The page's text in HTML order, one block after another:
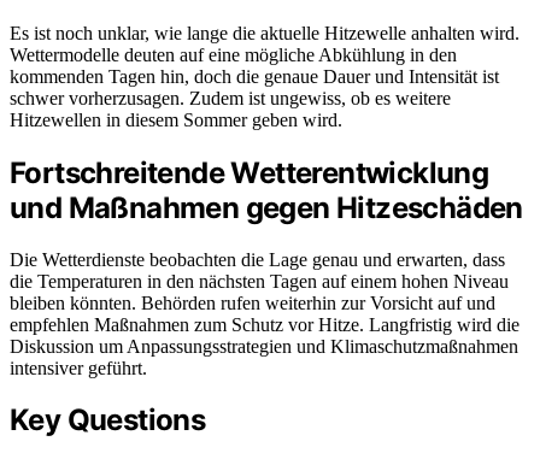
Es ist noch unklar, wie lange die aktuelle Hitzewelle anhalten wird.
Wettermodelle deuten auf eine mögliche Abkühlung in den
kommenden Tagen hin, doch die genaue Dauer und Intensität ist
schwer vorherzusagen. Zudem ist ungewiss, ob es weitere
Hitzewellen in diesem Sommer geben wird.
Fortschreitende Wetterentwicklung
und Maßnahmen gegen Hitzeschäden
Die Wetterdienste beobachten die Lage genau und erwarten, dass
die Temperaturen in den nächsten Tagen auf einem hohen Niveau
bleiben könnten. Behörden rufen weiterhin zur Vorsicht auf und
empfehlen Maßnahmen zum Schutz vor Hitze. Langfristig wird die
Diskussion um Anpassungsstrategien und Klimaschutzmaßnahmen
intensiver geführt.
Key Questions